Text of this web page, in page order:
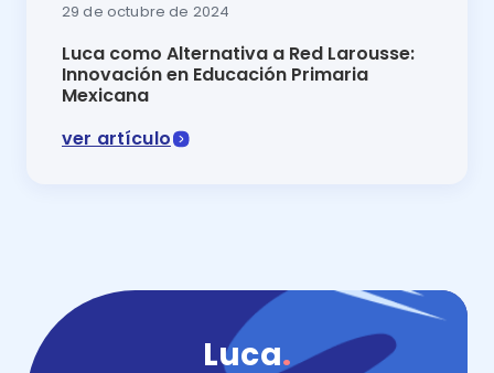
29 de octubre de 2024
Luca como Alternativa a Red Larousse:
Innovación en Educación Primaria
Mexicana
ver artículo
Luca.